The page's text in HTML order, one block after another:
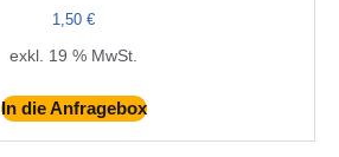
1,50 €
exkl. 19 % MwSt.
In die Anfragebox